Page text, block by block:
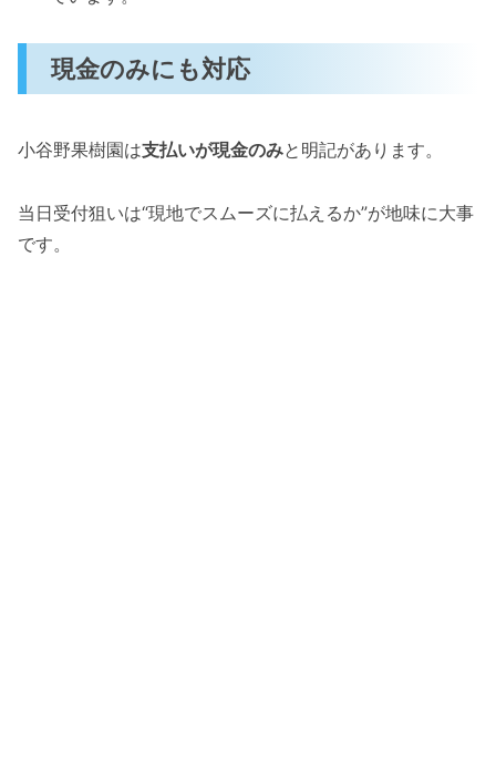
現金のみにも対応
小谷野果樹園は支払いが現金のみと明記があります。
当日受付狙いは“現地でスムーズに払えるか”が地味に大事
です。